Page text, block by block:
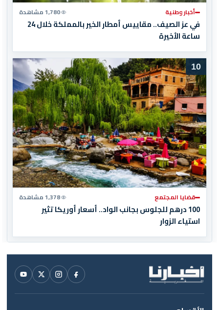
أخبار وطنية 1,780 مشاهدة
في عز الصيف.. مقاييس أمطار الخير بالمملكة خلال 24
ساعة الأخيرة
10
قضايا المجتمع 1,378 مشاهدة
100 درهم للجلوس بجانب الواد.. أسعار أوريكا تثير
استياء الزوار